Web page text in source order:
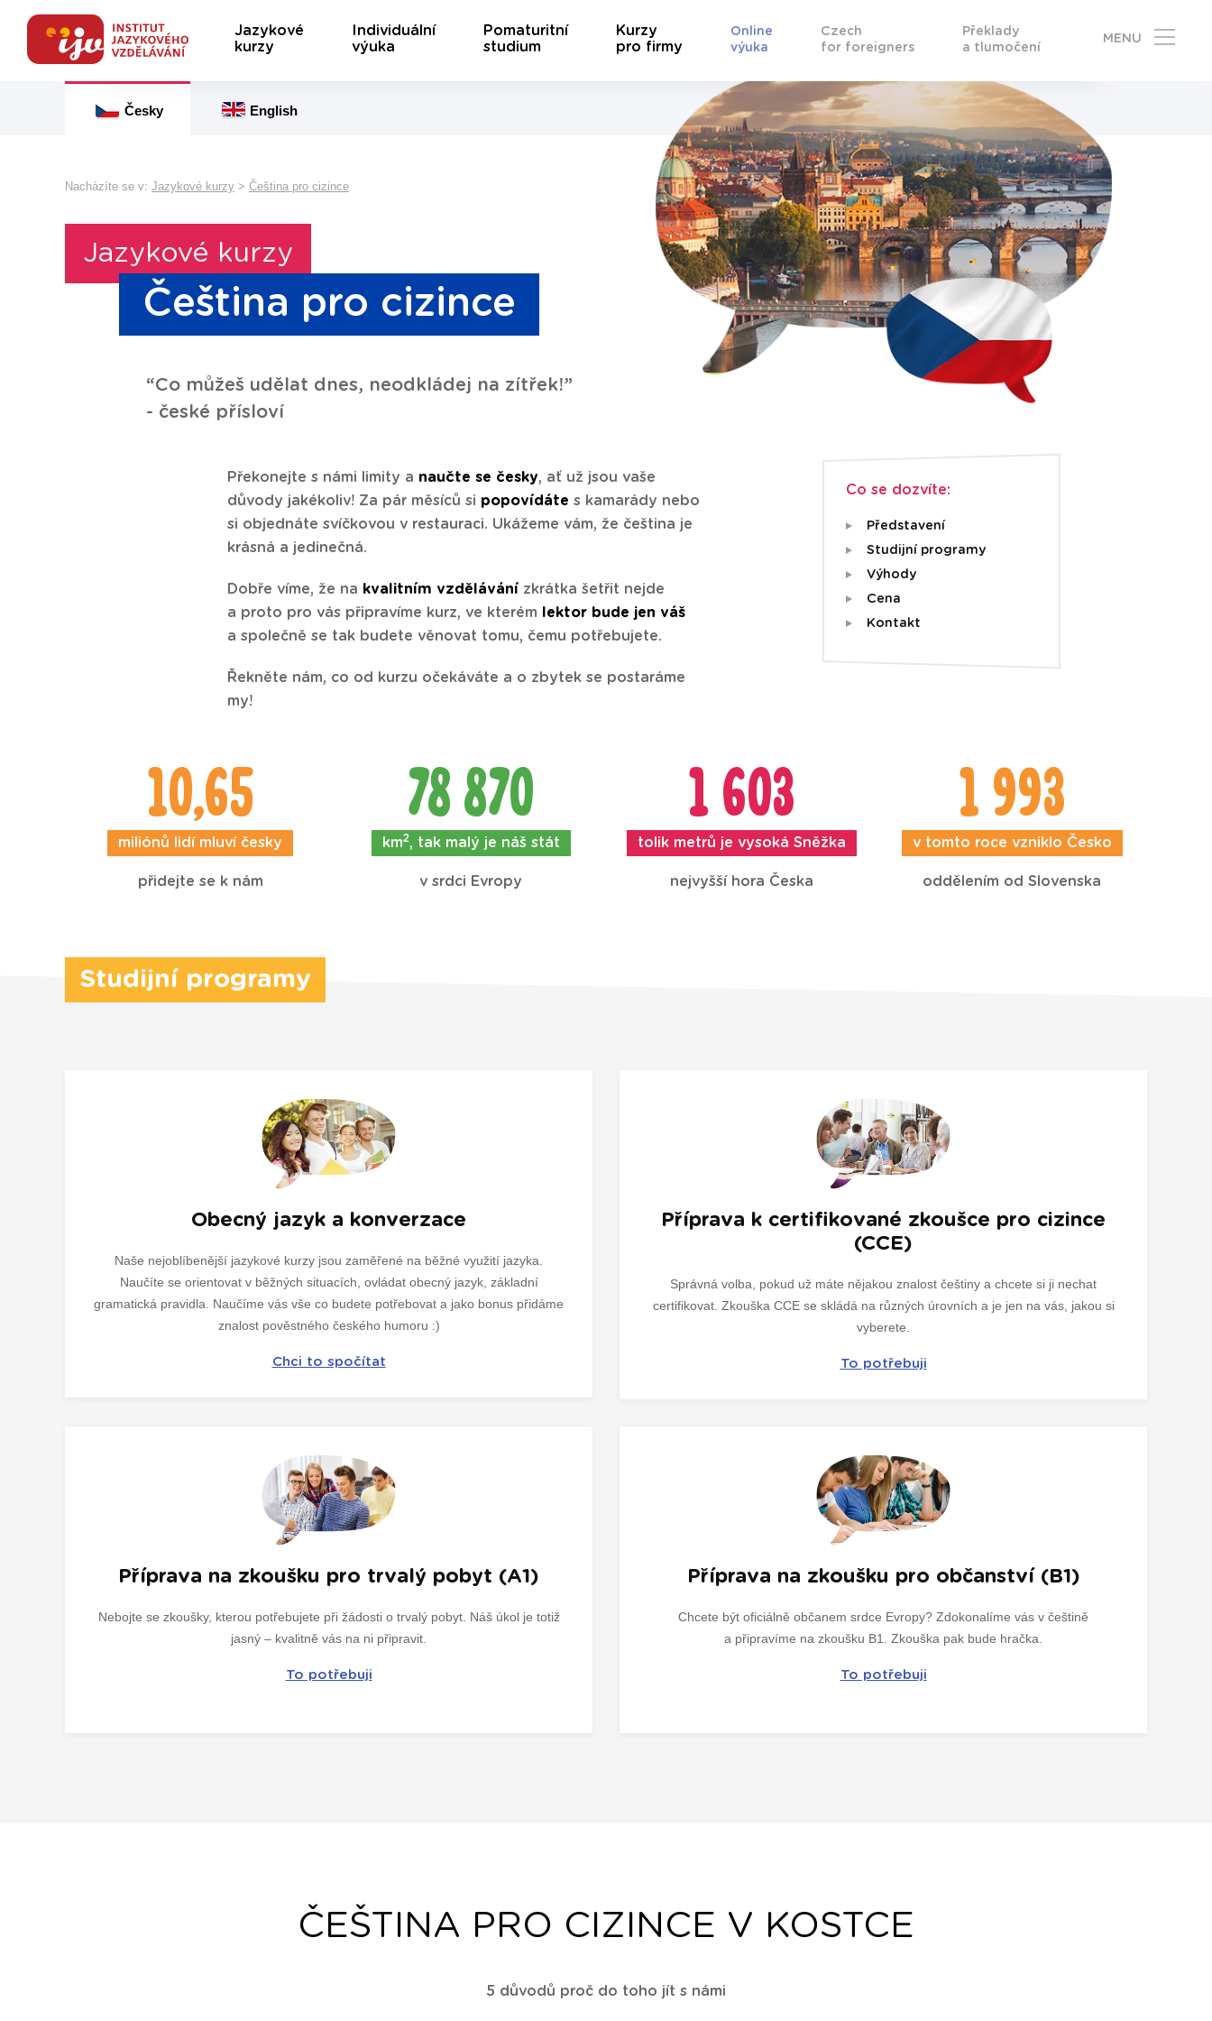
Jazykové
kurzy
Individuální
výuka
Pomaturitní
studium
Kurzy
pro firmy
Online
výuka
Czech
for foreigners
Překlady
a tlumočení
MENU
Česky English
Nacházíte se v: Jazykové kurzy > Čeština pro cizince
Jazykové kurzy
Čeština pro cizince
“Co můžeš udělat dnes, neodkládej na zítřek!”
- české přísloví
Překonejte s námi limity a naučte se česky, ať už jsou vaše
důvody jakékoliv! Za pár měsíců si popovídáte s kamarády nebo
si objednáte svíčkovou v restauraci. Ukážeme vám, že čeština je
krásná a jedinečná.
Dobře víme, že na kvalitním vzdělávání zkrátka šetřit nejde
a proto pro vás připravíme kurz, ve kterém
lektor bude jen váš
a společně se tak budete věnovat tomu, čemu potřebujete.
Řekněte nám, co od kurzu očekáváte a o zbytek se postaráme
my!
Co se dozvíte:
Představení
Studijní programy
Výhody
Cena
Kontakt
10,65
miliónů lidí mluví česky
přidejte se k nám
78 870
km2, tak malý je náš stát
v srdci Evropy
1 603
tolik metrů je vysoká Sněžka
nejvyšší hora Česka
1 993
v tomto roce vzniklo Česko
oddělením od Slovenska
Studijní programy
Obecný jazyk a konverzace
Naše nejoblíbenější jazykové kurzy jsou zaměřené na běžné využití jazyka.
Naučíte se orientovat v běžných situacích, ovládat obecný jazyk, základní
gramatická pravidla. Naučíme vás vše co budete potřebovat a jako bonus přidáme
znalost pověstného českého humoru :)
Chci to spočítat
Příprava k certifikované zkoušce pro cizince
(CCE)
Správná volba, pokud už máte nějakou znalost češtiny a chcete si ji nechat
certifikovat. Zkouška CCE se skládá na různých úrovních a je jen na vás, jakou si
vyberete.
To potřebuji
Příprava na zkoušku pro trvalý pobyt (A1)
Nebojte se zkoušky, kterou potřebujete při žádosti o trvalý pobyt. Náš úkol je totiž
jasný – kvalitně vás na ni připravit.
To potřebuji
Příprava na zkoušku pro občanství (B1)
Chcete být oficiálně občanem srdce Evropy? Zdokonalíme vás v češtině
a připravíme na zkoušku B1. Zkouška pak bude hračka.
To potřebuji
ČEŠTINA PRO CIZINCE V KOSTCE
5 důvodů proč do toho jít s námi